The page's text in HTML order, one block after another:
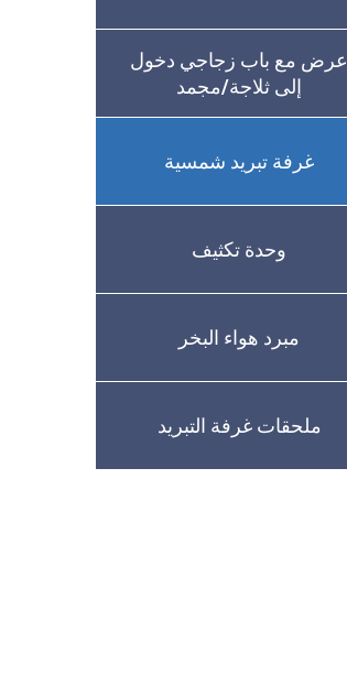
عرض مع باب زجاجي دخول
إلى ثلاجة/مجمد
غرفة تبريد شمسية
وحدة تكثيف
مبرد هواء البخر
ملحقات غرفة التبريد